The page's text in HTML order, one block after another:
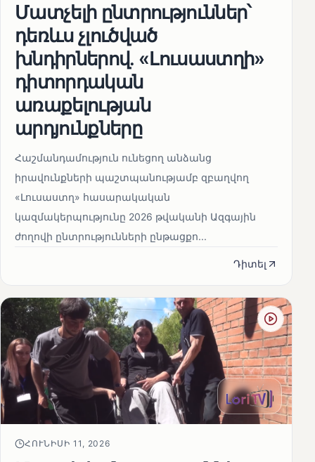
Մատչելի ընտրություններ՝
դեռևս չլուծված
խնդիրներով. «Լուսաստղի»
դիտորդական
առաքելության
արդյունքները
Հաշմանդամություն ունեցող անձանց
իրավունքների պաշտպանությամբ զբաղվող
«Լուսաստղ» հասարակական
կազմակերպությունը 2026 թվականի Ազգային
ժողովի ընտրությունների ընթացքո...
Դիտել
ՀՈՒՆԻՍԻ 11, 2026